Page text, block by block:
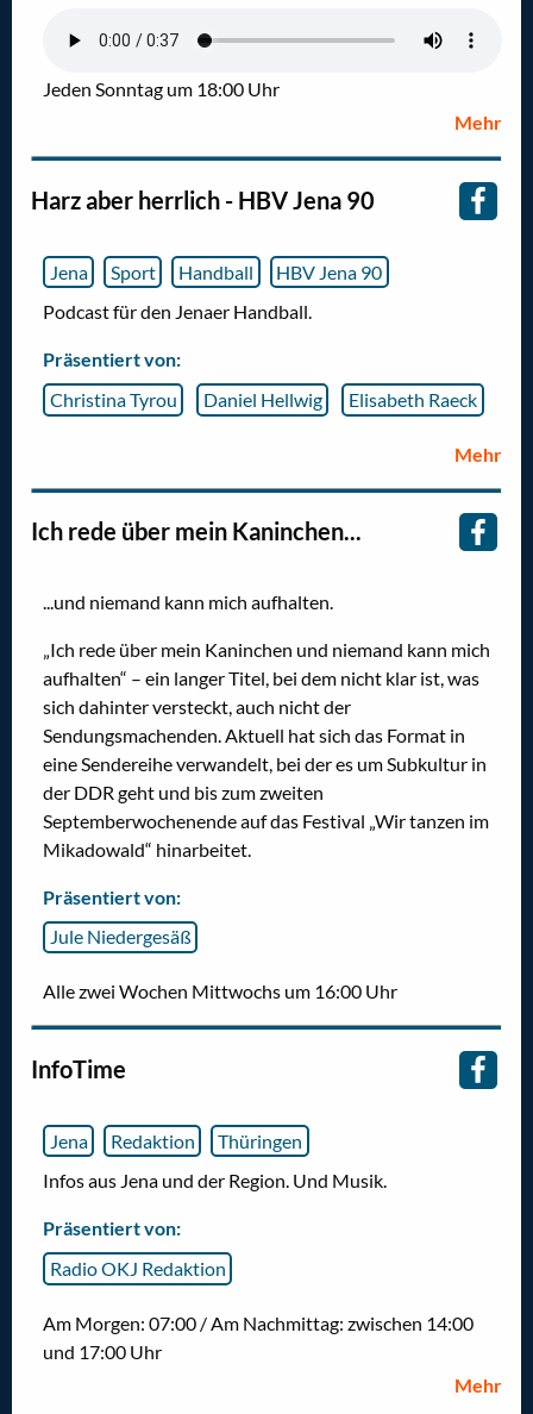
Jeden Sonntag um 18:00 Uhr
Mehr
Harz aber herrlich - HBV Jena 90
Jena Sport Handball
HBV Jena 90
Podcast für den Jenaer Handball.
Präsentiert von:
Christina Tyrou
Daniel Hellwig Elisabeth Raeck
Mehr
Ich rede über mein Kaninchen...
...und niemand kann mich aufhalten.
„Ich rede über mein Kaninchen und niemand kann mich
aufhalten“ – ein langer Titel, bei dem nicht klar ist, was
sich dahinter versteckt, auch nicht der
Sendungsmachenden. Aktuell hat sich das Format in
eine Sendereihe verwandelt, bei der es um Subkultur in
der DDR geht und bis zum zweiten
Septemberwochenende auf das Festival „Wir tanzen im
Mikadowald“ hinarbeitet.
Präsentiert von:
Jule Niedergesäß
Alle zwei Wochen Mittwochs um 16:00 Uhr
InfoTime
Jena Redaktion
Thüringen
Infos aus Jena und der Region. Und Musik.
Präsentiert von:
Radio OKJ Redaktion
Am Morgen: 07:00 / Am Nachmittag: zwischen 14:00
und 17:00 Uhr
Mehr